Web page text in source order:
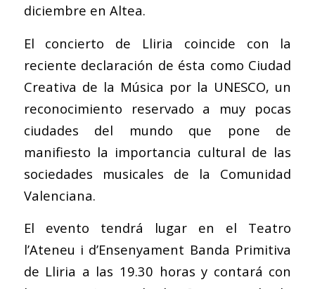
diciembre en Altea.
El concierto de Lliria coincide con la
reciente declaración de ésta como Ciudad
Creativa de la Música por la UNESCO, un
reconocimiento reservado a muy pocas
ciudades del mundo que pone de
manifiesto la importancia cultural de las
sociedades musicales de la Comunidad
Valenciana.
El evento tendrá lugar en el Teatro
l’Ateneu i d’Ensenyament Banda Primitiva
de Lliria a las 19.30 horas y contará con